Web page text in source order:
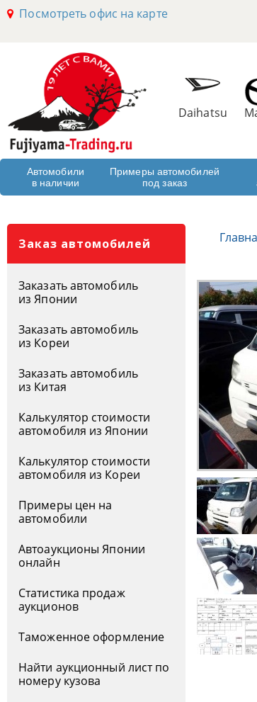
Посмотреть офис на карте
Daihatsu
Автомобили
в наличии
Примеры автомобилей
под заказ
Заказ автомобилей
Заказать автомобиль
из Японии
Заказать автомобиль
из Кореи
Заказать автомобиль
из Китая
Калькулятор стоимости
автомобиля из Японии
Калькулятор стоимости
автомобиля из Кореи
Примеры цен на
автомобили
Автоаукционы Японии
онлайн
Статистика продаж
аукционов
Таможенное оформление
Найти аукционный лист по
номеру кузова